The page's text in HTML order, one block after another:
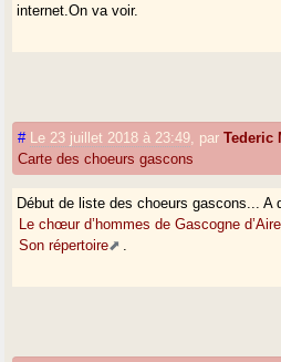
internet.On va voir.
# Le 23 juillet 2018 à 23:49 parTederic
Carte des choeurs gascons
Début de liste des choeurs gascons... A
Le chœur d’hommes de Gascogne
Son répertoire